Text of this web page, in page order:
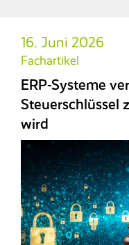
E-Bilanz
16. Juni 2026
Fachartikel
ERP-Systeme
Steuerschlüssel
wird